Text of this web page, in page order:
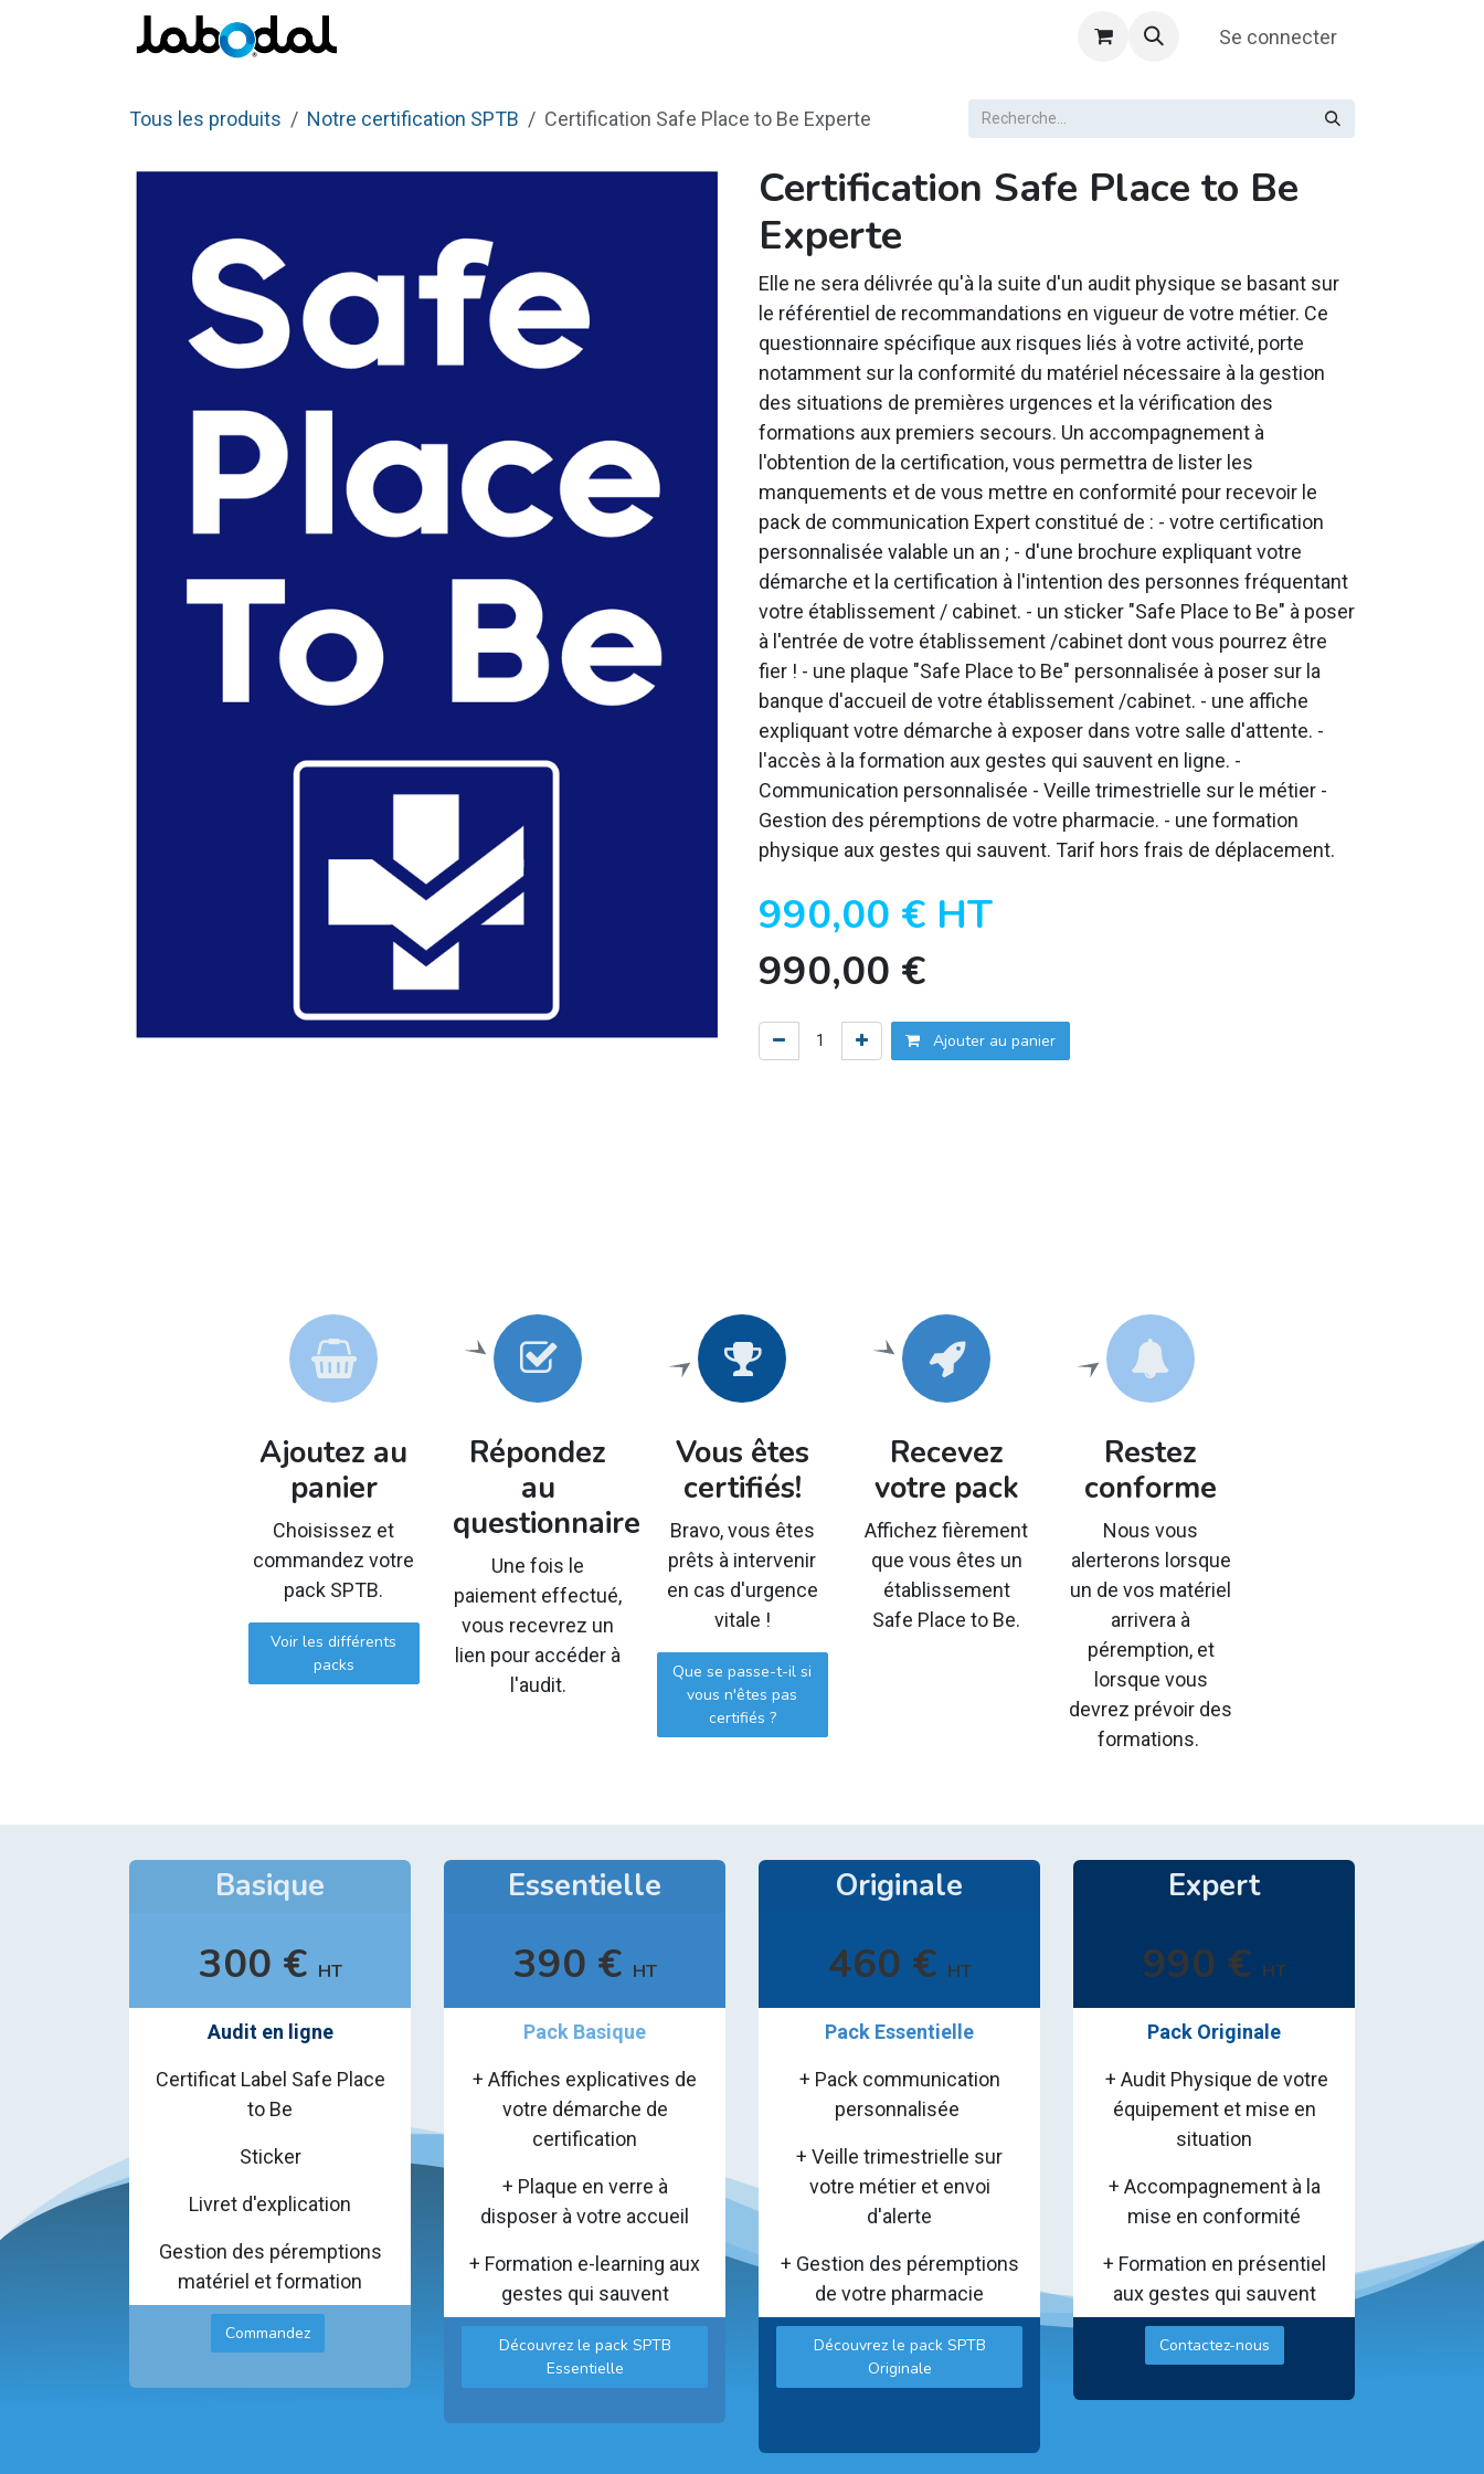
Se rendre au contenu
Se connecter
Tous les produits Notre certification SPTB Certification Safe Place to Be Experte
Certification Safe Place to Be
Experte
Elle ne sera délivrée qu'à la suite d'un audit physique se basant sur
le référentiel de recommandations en vigueur de votre métier. Ce
questionnaire spécifique aux risques liés à votre activité, porte
notamment sur la conformité du matériel nécessaire à la gestion
des situations de premières urgences et la vérification des
formations aux premiers secours. Un accompagnement à
l'obtention de la certification, vous permettra de lister les
manquements et de vous mettre en conformité pour recevoir le
pack de communication Expert constitué de : - votre certification
personnalisée valable un an ; - d'une brochure expliquant votre
démarche et la certification à l'intention des personnes fréquentant
votre établissement / cabinet. - un sticker "Safe Place to Be" à poser
à l'entrée de votre établissement /cabinet dont vous pourrez être
fier ! - une plaque "Safe Place to Be" personnalisée à poser sur la
banque d'accueil de votre établissement /cabinet. - une affiche
expliquant votre démarche à exposer dans votre salle d'attente. -
l'accès à la formation aux gestes qui sauvent en ligne. -
Communication personnalisée - Veille trimestrielle sur le métier -
Gestion des péremptions de votre pharmacie. - une formation
physique aux gestes qui sauvent. Tarif hors frais de déplacement.
990,00 € HT
990,00 €
Ajouter au panier
Ajoutez au
panier
Choisissez et
commandez votre
pack SPTB.
Voir les différents
packs
Répondez
au
questionnaire
Une fois le
paiement effectué,
vous recevrez un
lien pour accéder à
l'audit.
Vous êtes
certifiés!
Bravo, vous êtes
prêts à intervenir
en cas d'urgence
vitale !
Que se passe-t-il si
vous n'êtes pas
certifiés ?
Recevez
votre pack
Affichez fièrement
que vous êtes un
établissement
Safe Place to Be.
Restez
conforme
Nous vous
alerterons lorsque
un de vos matériel
arrivera à
péremption, et
lorsque vous
devrez prévoir des
formations.
Basique
300 € HT
Audit en ligne
Certificat Label Safe Place
to Be
Sticker
Livret d'explication
Gestion des péremptions
matériel et formation
Commandez
Essentielle
390 € HT
Pack Basique
+ Affiches explicatives de
votre démarche de
certification
+ Plaque en verre à
disposer à votre accueil
+ Formation e-learning aux
gestes qui sauvent
Découvrez le pack SPTB
Essentielle
Originale
460 € HT
Pack Essentielle
+ Pack communication
personnalisée
+ Veille trimestrielle sur
votre métier et envoi
d'alerte
+ Gestion des péremptions
de votre pharmacie
Découvrez le pack SPTB
Originale
Expert
990 € HT
Pack Originale
+ Audit Physique de votre
équipement et mise en
situation
+ Accompagnement à la
mise en conformité
+ Formation en présentiel
aux gestes qui sauvent
Contactez-nous